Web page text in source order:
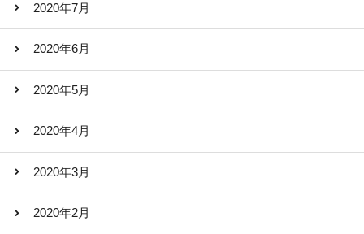
2020年7月
2020年6月
2020年5月
2020年4月
2020年3月
2020年2月